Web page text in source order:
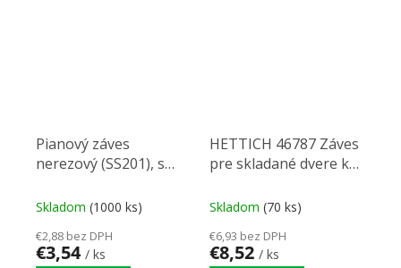
Pianový záves
nerezový (SS201), s
2300 x 30,5
Skladom (1000 ks)
€2,88 bez DPH
€3,54 / ks
HETTICH 46787 Záves
pre skladané dvere k
Skladom (70 ks)
€6,93 bez DPH
€8,52 / ks